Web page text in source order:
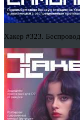
Хакер #323.